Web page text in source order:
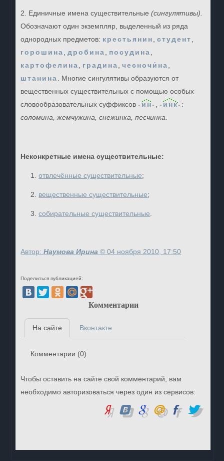
2. Единичные имена существительные(сингулятивы).
Обозначают один экземпляр, выделенный из ряда
однородных предметов: крестьянин ,студент
горошина
,дробина посудина
картофелина
градина ,чесночи́на
штанина
. Многие сингулятивы образуются от
вещественных существительных с помощью особых
словообразовательных суффиксов-ин- ,-инк- :
соломина, жемчужина, снежинка, песчинка.
Неконкретные имена существительные:
отвлечённые существительные;
вещественные существительные;
собирательные существительные
Автор:Наумова Ирина ©04 ноября 2010, 17:50
Поделиться публикацией:
Комментарии
На сайте Вконтакте
Комментарии (0)
Чтобы оставить на сайте свой комментарий, вам
необходимо авторизоваться через один из сервисов: